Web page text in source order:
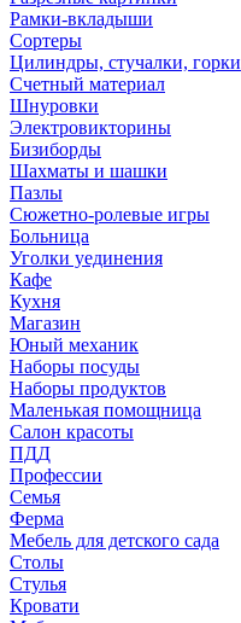
Рамки-вкладыши
Сортеры
Цилиндры, стучалки, горки
Счетный материал
Шнуровки
Электровикторины
Бизиборды
Шахматы и шашки
Пазлы
Сюжетно-ролевые игры
Больница
Уголки уединения
Кафе
Кухня
Магазин
Юный механик
Наборы посуды
Наборы продуктов
Маленькая помощница
Салон красоты
ПДД
Профессии
Семья
Ферма
Мебель для детского сада
Столы
Cтулья
Кровати